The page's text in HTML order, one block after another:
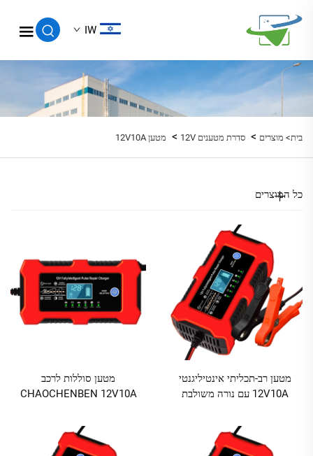
IW
בית> מוצרים > סדרת מטענים 12V > מטען 12V10A
כל המוצרים
מטען רב-תכליתי אינטיליגנטי
12V10A עם נורה משולבת
עופרת-חומצה
מטען סוללות לרכב
CHAOCHENBEN 12V10A
טעינה מהירה, קלט 110-220V